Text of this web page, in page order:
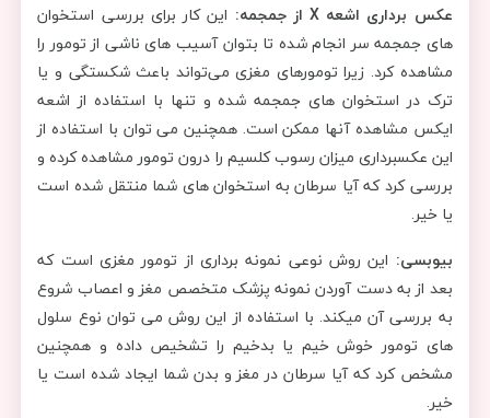
عکس برداری اشعه X از جمجمه:
این کار برای بررسی استخوان
های جمجمه سر انجام شده تا بتوان آسیب های ناشی از تومور را
مشاهده کرد. زیرا تومورهای مغزی می‌تواند باعث شکستگی و یا
ترک در استخوان های جمجمه شده و تنها با استفاده از اشعه
ایکس مشاهده آنها ممکن است. همچنین می توان با استفاده از
این عکسبرداری میزان رسوب کلسیم را درون تومور مشاهده کرده و
بررسی کرد که آیا سرطان به استخوان های شما منتقل شده است
یا خیر.
بیوبسی: این روش نوعی نمونه برداری از تومور مغزی است که
بعد از به دست آوردن نمونه پزشک متخصص مغز و اعصاب شروع
به بررسی آن میکند. با استفاده از این روش می توان نوع سلول
های تومور خوش خیم یا بدخیم را تشخیص داده و همچنین
مشخص کرد که آیا سرطان در مغز و بدن شما ایجاد شده است یا
خیر.